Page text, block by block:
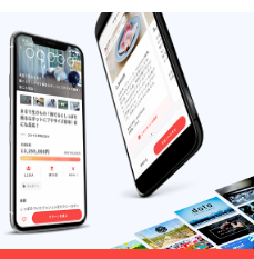
アロマ
ライフ
をもっ
と深く
体験し
てみた
い あな
たの1年
を星と
香り
で“旅”
する時
間 忙し
い日常
星・月
星座の
心地よ
さ／香
りのミ
スト作
り 第5
回｜ア
ロマ×惑
星のセ
ルフケ
ア 惑星
象徴と
精油／